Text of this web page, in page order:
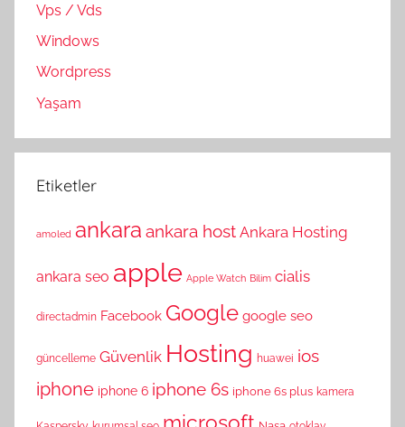
Vps / Vds
Windows
Wordpress
Yaşam
Etiketler
amoled ankara ankara host Ankara Hosting
ankara seo apple Apple Watch Bilim cialis
directadmin Facebook Google google seo
güncelleme Güvenlik Hosting huawei ios
iphone iphone 6 iphone 6s iphone 6s plus kamera
microsoft